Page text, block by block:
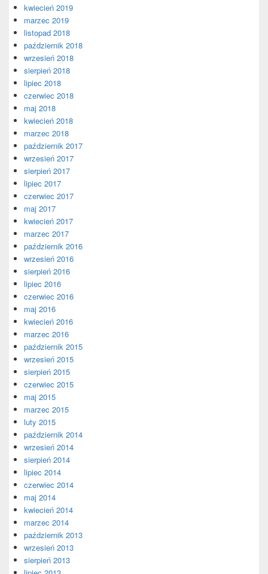
kwiecień 2019
marzec 2019
listopad 2018
październik 2018
wrzesień 2018
sierpień 2018
lipiec 2018
czerwiec 2018
maj 2018
kwiecień 2018
marzec 2018
październik 2017
wrzesień 2017
sierpień 2017
lipiec 2017
czerwiec 2017
maj 2017
kwiecień 2017
marzec 2017
październik 2016
wrzesień 2016
sierpień 2016
lipiec 2016
czerwiec 2016
maj 2016
kwiecień 2016
marzec 2016
październik 2015
wrzesień 2015
sierpień 2015
czerwiec 2015
maj 2015
marzec 2015
luty 2015
październik 2014
wrzesień 2014
sierpień 2014
lipiec 2014
czerwiec 2014
maj 2014
kwiecień 2014
marzec 2014
październik 2013
wrzesień 2013
sierpień 2013